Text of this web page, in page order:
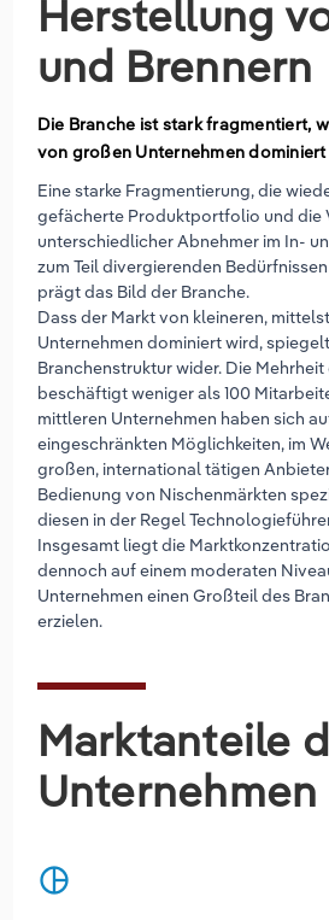
Herstellung
und Brennern
Die Branche ist stark fragmentiert,
von großen Unternehmen dominiert
Eine starke Fragmentierung, die
gefächerte Produktportfolio und die
unterschiedlicher Abnehmer im In-
zum Teil divergierenden
prägt das Bild der Branche.
Dass der Markt von kleineren,
Unternehmen dominiert wird,
Branchenstruktur wider. Die
beschäftigt weniger als 100
mittleren Unternehmen haben sich
eingeschränkten Möglichkeiten, im
großen, international tätigen
Bedienung von Nischenmärkten
diesen in der Regel
Insgesamt liegt die
dennoch auf einem moderaten
Unternehmen einen Großteil des
erzielen.
Marktanteile
Unternehmen
pie_chart